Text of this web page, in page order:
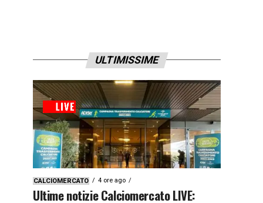
ULTIMISSIME
CALCIOMERCATO 4 ore ago
Ultime notizie Calciomercato LIVE: